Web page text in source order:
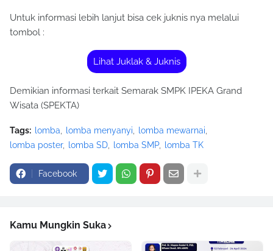
Untuk informasi lebih lanjut bisa cek juknis nya melalui
tombol :
Lihat Juklak & Juknis
Demikian informasi terkait Semarak SMPK IPEKA Grand
Wisata (SPEKTA)
Tags: lomba lomba menyanyi
lomba mewarnai
lomba poster
lomba SD lomba SMP lomba TK
Facebook
Kamu Mungkin Suka